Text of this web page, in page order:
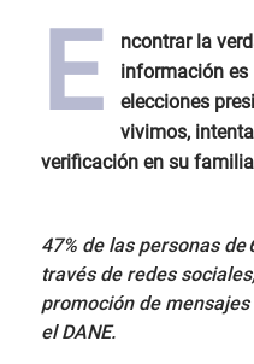
E
ncontrar la
información es
elecciones
vivimos,
verificación en su
47% de las personas
través de redes
promoción de
el DANE.